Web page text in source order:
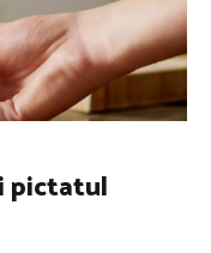
pictatul